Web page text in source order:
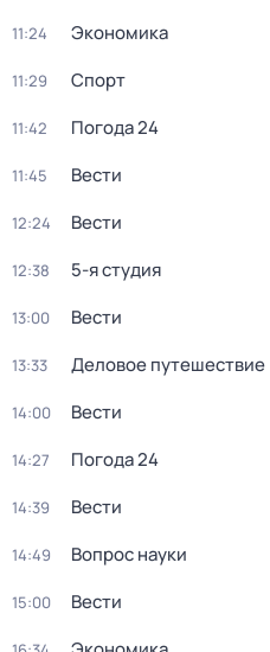
11:24 Экономика
11:29 Спорт
11:42 Погода 24
11:45 Вести
12:24 Вести
12:38 5-я студия
13:00 Вести
13:33 Деловое путешествие
14:00 Вести
14:27 Погода 24
14:39 Вести
14:49 Вопрос науки
15:00 Вести